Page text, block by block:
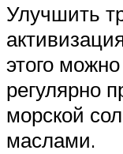
Улучшить
этого
регулярно
морской
маслами.